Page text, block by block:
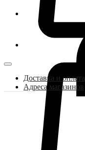
Доставка и оплата
Адреса магазинов